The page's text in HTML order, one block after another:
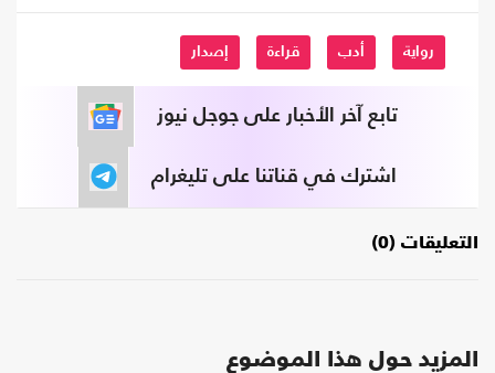
رواية أدب قراءة إصدار
تابع آخر الأخبار على جوجل نيوز
اشترك في قناتنا على تليغرام
التعليقات (0)
المزيد حول هذا الموضوع